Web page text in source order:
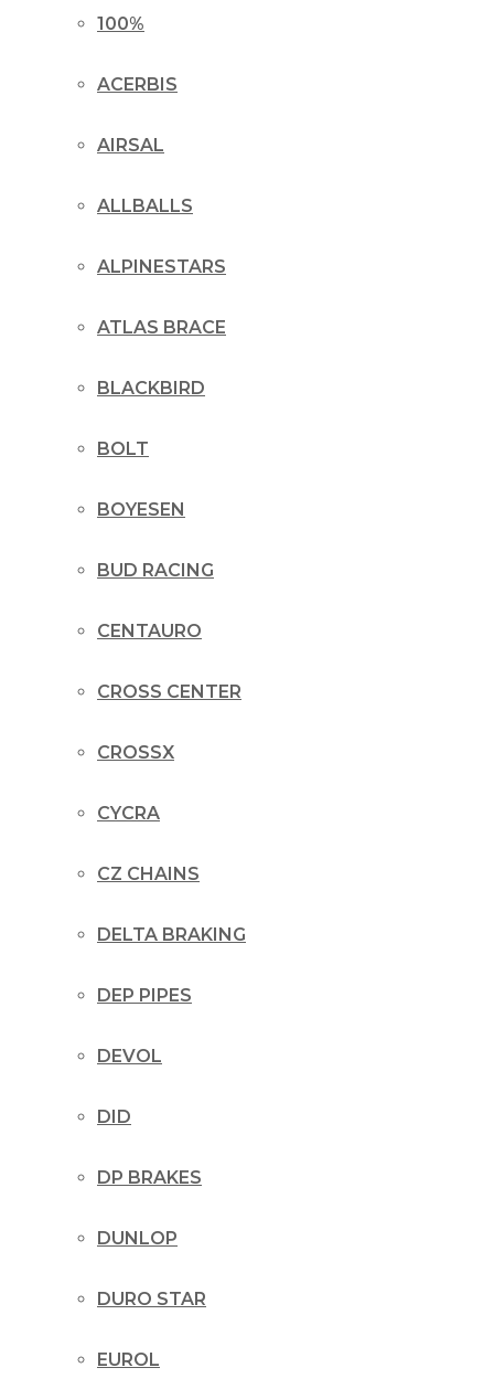
100%
ACERBIS
AIRSAL
ALLBALLS
ALPINESTARS
ATLAS BRACE
BLACKBIRD
BOLT
BOYESEN
BUD RACING
CENTAURO
CROSS CENTER
CROSSX
CYCRA
CZ CHAINS
DELTA BRAKING
DEP PIPES
DEVOL
DID
DP BRAKES
DUNLOP
DURO STAR
EUROL